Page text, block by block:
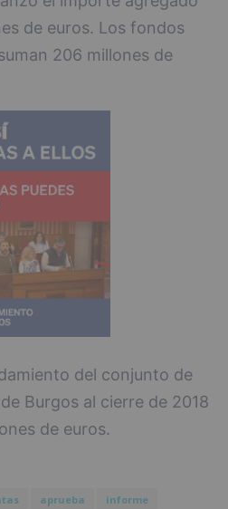
de euros. Los fondos
206 millones de
del conjunto de
Burgos al cierre de 2018
de euros.
aprueba
informe